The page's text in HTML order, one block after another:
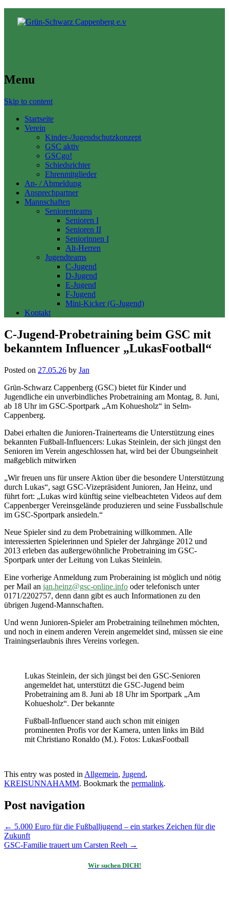
Menu
Skip to content
Startseite
Verein
Kinder-/Jugendschutzkonzept
GSC aktiv
GSCgo!
Schiedsrichter
Ehrenmitglieder
An- / Abmeldung
Ansprechpartner
Mannschaften
Seniorenteams
Senioren I
Senioren II
Seniorinnen I
Alt-Herren
Jugendteams
C-Jugend
D-Jugend
E-Jugend
F-Jugend
Mini-Kicker (G-Jugend)
Kontakt
C-Jugend-Probetraining beim GSC mit
bekanntem Influencer „LukasFootball“
Posted on 27.05.26 by Jan
Grün-Schwarz Cappenberg (GSC) bietet für Kinder und
Jugendliche ein unverbindliches Probetraining am Montag, 8. Juni,
ab 18 Uhr im GSC-Sportpark „Am Kohuesholz“ in Selm-
Cappenberg.
Dabei erhalten die Junioren-Trainerteams die Unterstützung eines
bekannten Fußball-Influencers: Lukas Steinlein, der sich jüngst den
Senioren im Verein angeschlossen hat, wird bei der Übungseinheit
maßgeblich mitwirken
„Wir freuen uns für unsere Aktion über die besondere Unterstützung
durch Lukas“, sagt GSC-Vizepräsident Junioren, Jan Heinz, und
führt fort: „Lukas wird künftig seine vielbeachteten Videos auf dem
Cappenberger Vereinsgelände produzieren und seine Fussballschule
im GSC-Sportpark ansiedeln.“
Neue Spieler sind zu dem Probetraining willkommen. Alle
interessierten Spielerinnen und Spieler der Jahrgänge 2012 und
2013 erleben das außergewöhnliche Probetraining im GSC-
Sportpark unter der Leitung von Lukas Steinlein.
Eine vorherige Anmeldung zum Proberaining ist möglich und nötig
per Mail an jan.heinz@gsc-online.info oder telefonisch unter
0171/2202757, denn dann gibt es auch Informationen zu den
übrigen Jugend-Mannschaften.
Und wenn Junioren-Spieler am Probetraining teilnehmen möchten,
und noch in einem anderen Verein angemeldet sind, müssen sie eine
Trainingserlaubnis ihres Vereins vorlegen.
Lukas Steinlein, der sich jüngst bei den GSC-Senioren
angemeldet hat, unterstützt die GSC-Jugend beim
Probetraining am 8. Juni ab 18 Uhr im Sportpark „Am
Kohuesholz“. Der bekannte
Fußball-Influencer stand auch schon mit einigen
prominenten Profis vor der Kamera, unten links im Bild
mit Christiano Ronaldo (M.). Fotos: LukasFootball
This entry was posted in Allgemein, Jugend,
KREISUNNAHAMM. Bookmark the permalink.
Post navigation
← 5.000 Euro für die Fußballjugend – ein starkes Zeichen für die
Zukunft
GSC-Familie trauert um Carsten Reeh →
Wir suchen DICH!